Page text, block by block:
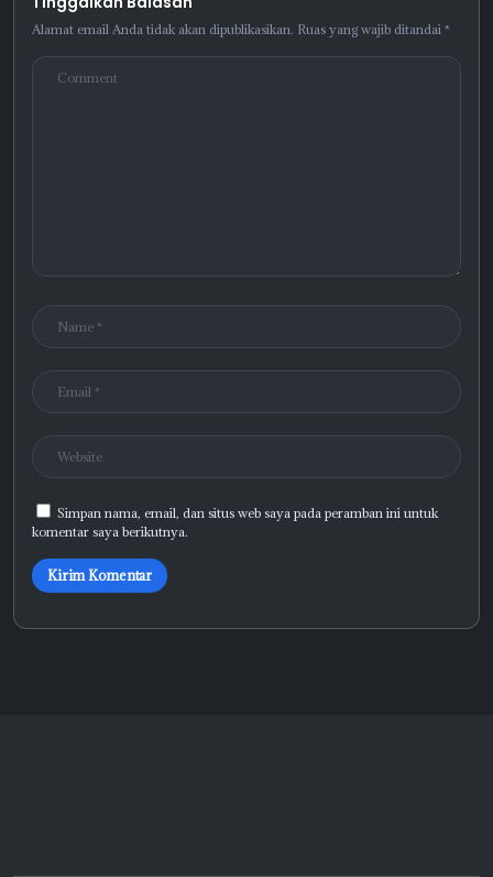
Alamat email Anda tidak akan dipublikasikan. Ruas yang wajib ditandai *
Simpan nama, email, dan situs web saya pada peramban ini untuk
komentar saya berikutnya.